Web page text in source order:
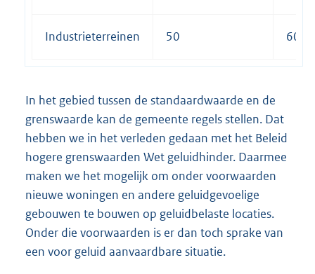
Industrieterreinen 50 60
In het gebied tussen de standaardwaarde en de
grenswaarde kan de gemeente regels stellen. Dat
hebben we in het verleden gedaan met het Beleid
hogere grenswaarden Wet geluidhinder. Daarmee
maken we het mogelijk om onder voorwaarden
nieuwe woningen en andere geluidgevoelige
gebouwen te bouwen op geluidbelaste locaties.
Onder die voorwaarden is er dan toch sprake van
een voor geluid aanvaardbare situatie.